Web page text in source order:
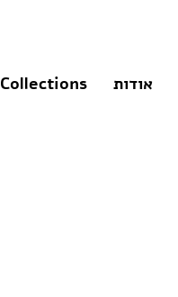
אודות Collections